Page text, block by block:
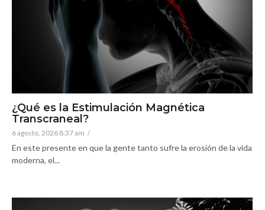
¿Qué es la Estimulación Magnética
Transcraneal?
6 agosto, 2026 8:37 am /
En este presente en que la gente tanto sufre la erosión de la vida
moderna, el...